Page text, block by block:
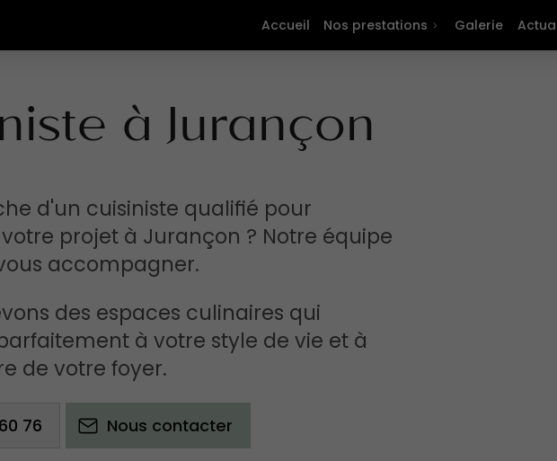
Accueil Nos prestations Galerie
à Jurançon
d'un cuisiniste qualifié pour
projet à Jurançon ? Notre équipe
accompagner.
des espaces culinaires qui
à votre style de vie et à
de votre foyer.
76 Nous contacter